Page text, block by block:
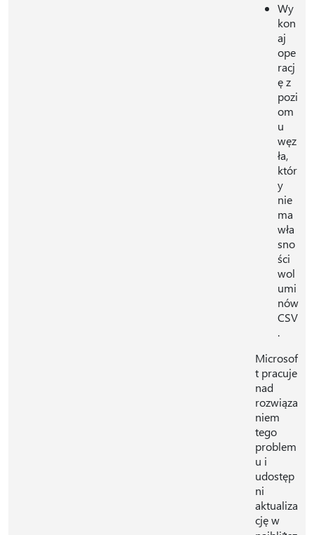
Wy
kon
aj
ope
racj
ę z
pozi
om
u
węz
ła,
któr
y
nie
ma
wła
sno
ści
wol
umi
nów
CSV
.
Microsof
t pracuje
nad
rozwiąza
niem
tego
problem
u i
udostęp
ni
aktualiza
cję w